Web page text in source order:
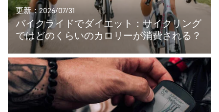
更新：2026/07/31
バイクライドでダイエット：サイクリング
ではどのくらいのカロリーが消費される？